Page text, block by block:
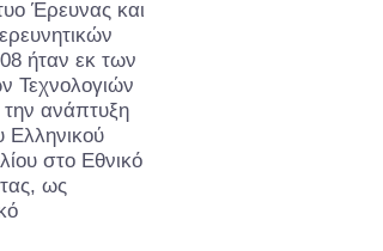
Έρευνας και
ήταν εκ των
Τεχνολογιών
την ανάπτυξη
Ελληνικού
στο Εθνικό
ως